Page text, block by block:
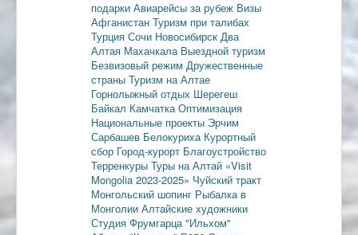
подарки Авиарейсы за рубеж Визы
Афганистан Туризм при талибах
Турция Сочи Новосибирск Два
Алтая Махачкала Выездной туризм
Безвизовый режим Дружественные
страны Туризм на Алтае
Горнолыжный отдых Шерегеш
Байкал КамчаткаОптимизация
Национальные проекты Эрчим
Сарбашев Белокуриха Курортный
сбор Город-курорт Благоустройство
Терренкуры Туры на Алтай «Visit
Mongolia 2023-2025» Чуйский тракт
Монгольский шопинг Рыбалка в
Монголии Алтайские художники
Студия Фрумгарца"Ильхом"